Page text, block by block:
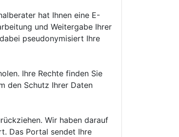
hat Ihnen eine E-
und Weitergabe Ihrer
pseudonymisiert Ihre
Ihre Rechte finden Sie
den Schutz Ihrer Daten
Wir haben darauf
Das Portal sendet Ihre